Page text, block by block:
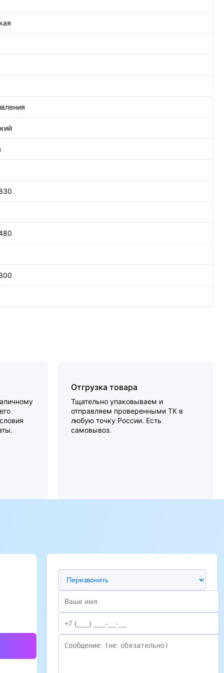
Отгрузка товара
Тщательно упаковываем и
отправляем проверенными ТК в
любую точку России. Есть
самовывоз.
Предпочтительный способ связи